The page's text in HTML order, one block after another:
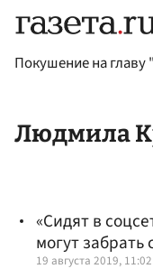
Покушение на
Людмила
«Сидят в
могут
19 августа 2019, 11:02